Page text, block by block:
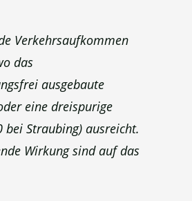
Verkehrsaufkommen
das
ausgebaute
eine dreispurige
Straubing) ausreicht.
Wirkung sind auf das